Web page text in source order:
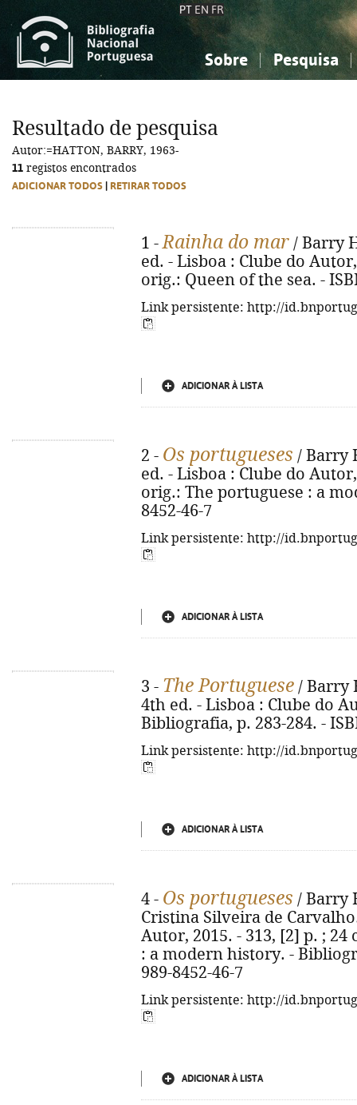
PT EN FR
Sobre Pesquisa
Ciências sociais...
Ciências sociais...
Resultado de pesquisa
Autor:=HATTON, BARRY, 1963-
11 registos encontrados
ADICIONAR TODOS RETIRAR TODOS
1 -Rainha do mar / Barry
ed. - Lisboa : Clube do
orig.: Queen of the sea. -
Link persistente: http://
ADICIONAR À LISTA
2 - Os portugueses / Barry
ed. - Lisboa : Clube do
orig.: The portuguese : a
8452-46-7
Link persistente: http://
ADICIONAR À LISTA
3 - The Portuguese / Barry
4th ed. - Lisboa : Clube do
Bibliografia, p. 283-284. -
Link persistente: http://
ADICIONAR À LISTA
4 - Os portugueses / Barry
Cristina Silveira de
Autor, 2015. - 313, [2] p. ;
: a modern history. -
989-8452-46-7
Link persistente: http://
ADICIONAR À LISTA